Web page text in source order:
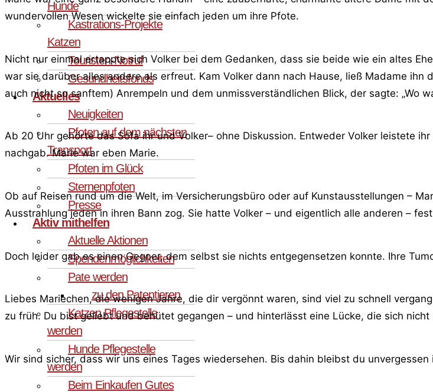
Hunde
Kastrations-Projekte
Katzen
Touristen-Notruf
Gesundheitsfonds
Aktuelles
Neuigkeiten
Pfoten auf dem nächsten
Transport
Pfoten im Glück
Sternenpfoten
Presse
Aktiv mithelfen
Aktuelle Aktionen
Spendenmöglichkeiten
Pate werden
zu den Patentieren
Katzen Pflegestelle
werden
Hunde Pflegestelle
werden
Beim Einkaufen Gutes
wundervollen Wesen wickelte sie einfach jeden um ihre Pfote.
Nicht nur einmal ertappte sich Volker bei dem Gedanken, dass sie beide wie ein altes
war sie darüber alles andere als erfreut. Kam Volker dann nach Hause, ließ Madame ihn
auch nicht so sanftem) Anrempeln und dem unmissverständlichen Blick, der sagte: „Wo
Ab 20 Uhr gehörte das Sofa ihr und Volker– ohne Diskussion. Entweder Volker leistete
nachgab. Marie war eben Marie.
Ob auf Reisen rund um die Welt, im Versicherungsbüro oder auf Kunstausstellungen –
Ausstrahlung jeden in ihren Bann zog. Sie hatte Volker – und eigentlich alle anderen –
Doch leider gab es einen Gegner, dem selbst sie nichts entgegensetzen konnte. Ihre
Liebes Mariechen, die wenigen Jahre, die dir vergönnt waren, sind viel zu schnell
zu früh. Du bist geliebt und behütet gegangen – und hinterlässt eine Lücke, die sich nicht
Wir sind sicher, dass wir uns eines Tages wiedersehen. Bis dahin bleibst du